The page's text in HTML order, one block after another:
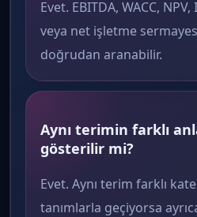
Evet. EBITDA, WACC,
veya net işletme
doğrudan aranabilir.
Aynı terimin farklı
gösterilir mi?
Evet. Aynı terim farklı
tanımlarla geçiyorsa